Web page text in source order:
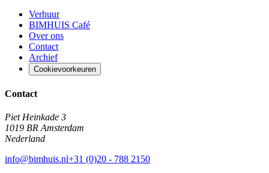
Verhuur
BIMHUIS Café
Over ons
Contact
Archief
Cookievoorkeuren
Contact
Piet Heinkade 3
1019 BR Amsterdam
Nederland
info@bimhuis.nl+31 (0)20 - 788 2150